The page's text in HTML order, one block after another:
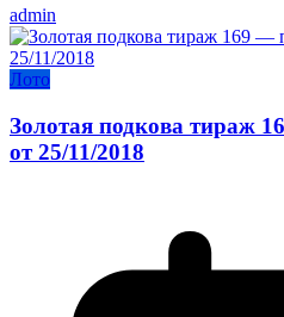
admin
Лото
Золотая подкова тираж
от 25/11/2018